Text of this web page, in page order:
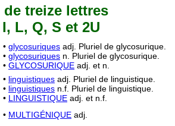
treize lettres
L, Q, S et 2U
• glycosuriques adj. Pluriel de glycosurique.
• glycosuriques n. Pluriel de glycosurique.
• GLYCOSURIQUE adj. et n.
• linguistiques adj. Pluriel de linguistique.
• linguistiques n.f. Pluriel de linguistique.
• LINGUISTIQUE adj. et n.f.
• MULTIGÉNIQUE adj.